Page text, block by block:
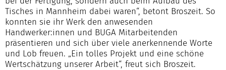
Tisches in Mannheim dabei waren“, betont Broszeit. So
konnten sie ihr Werk den anwesenden
Handwerker:innen und BUGA Mitarbeitenden
präsentieren und sich über viele anerkennende Worte
und Lob freuen. „Ein tolles Projekt und eine schöne
Wertschätzung unserer Arbeit“, freut sich Broszeit.